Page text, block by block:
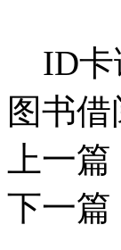
ID卡
图书
上一篇
下一篇